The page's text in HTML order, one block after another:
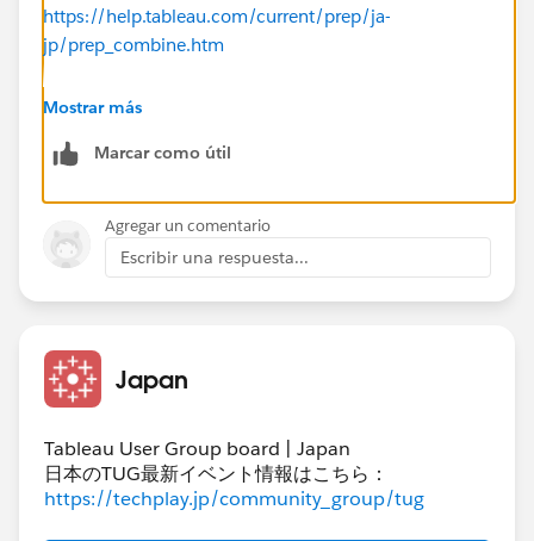
https://help.tableau.com/current/prep/ja-
jp/prep_combine.htm
Mostrar más
Marcar como útil
Agregar un comentario
Escribir una respuesta...
Japan
Tableau User Group board | Japan
日本のTUG最新イベント情報はこちら：
https://techplay.jp/community_group/tug